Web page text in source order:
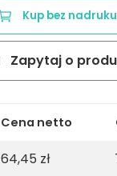
Kup bez nadruku
Zapytaj o
Cena netto
64,45 zł